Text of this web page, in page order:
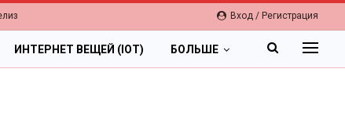
Вход / Регистрация
ИНТЕРНЕТ ВЕЩЕЙ (IOT) БОЛЬШЕ